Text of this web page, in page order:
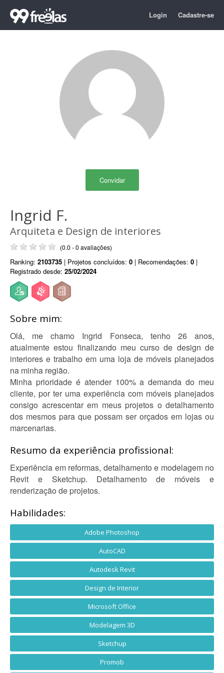
Login Cadastre-se
Convidar
Ingrid F.
Arquiteta e Design de interiores
(0.0 - 0 avaliações)
Ranking: 2103735 | Projetos concluídos: 0 | Recomendações: 0 |
Registrado desde: 25/02/2024
Sobre mim:
Olá, me chamo Ingrid Fonseca, tenho 26 anos,
atualmente estou finalizando meu curso de design de
interiores e trabalho em uma loja de móveis planejados
na minha região.
Minha prioridade é atender 100% a demanda do meu
cliente, por ter uma experiência com móveis planejados
consigo acrescentar em meus projetos o detalhamento
dos mesmos para que possam ser orçados em lojas ou
marcenarias.
Resumo da experiência profissional:
Experiência em reformas, detalhamento e modelagem no
Revit e Sketchup. Detalhamento de móveis e
renderização de projetos.
Habilidades:
Adobe Photoshop
AutoCAD
Autodesk Revit
Design de Interior
Microsoft Office
Modelagem 3D
Sketchup
Promob